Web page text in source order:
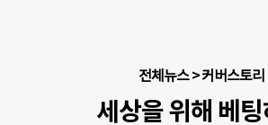
전체뉴스>커버스토리
세상을 위해 베